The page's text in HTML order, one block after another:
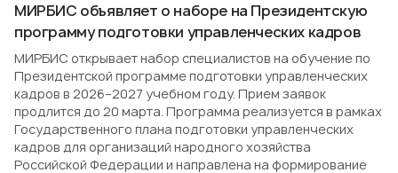
МИРБИС объявляет о наборе на Президентскую
программу подготовки управленческих кадров
МИРБИС открывает набор специалистов на обучение по
Президентской программе подготовки управленческих
кадров в 2026–2027 учебном году. Прием заявок
продлится до 20 марта. Программа реализуется в рамках
Государственного плана подготовки управленческих
кадров для организаций народного хозяйства
Российской Федерации и направлена на формирование